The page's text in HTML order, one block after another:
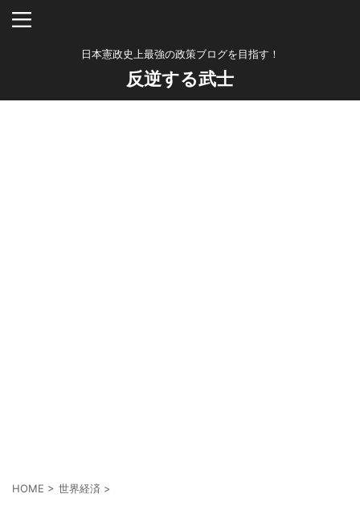
日本憲政史上最強の政策ブログを目指す！
反逆する武士
HOME > 世界経済 >